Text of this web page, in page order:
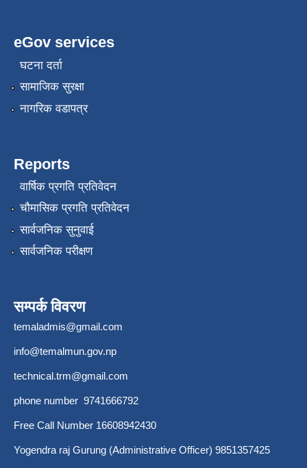
eGov services
घटना दर्ता
सामाजिक सुरक्षा
नागरिक वडापत्र
Reports
वार्षिक प्रगति प्रतिवेदन
चौमासिक प्रगति प्रतिवेदन
सार्वजनिक सुनुवाई
सार्वजनिक परीक्षण
सम्पर्क विवरण
temaladmis@gmail.com
info@temalmun.gov.np
technical.trm@gmail.com
phone number 9741666792
Free Call Number 16608942430
Yogendra raj Gurung (Administrative Officer) 9851357425